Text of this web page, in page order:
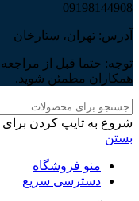
09198144908
آدرس: تهران، ستارخان
توجه: حتما قبل از
همکاران مطمئن شوید.
شروع به تایپ کردن برای
بستن
منو فروشگاه
دسترسی سریع